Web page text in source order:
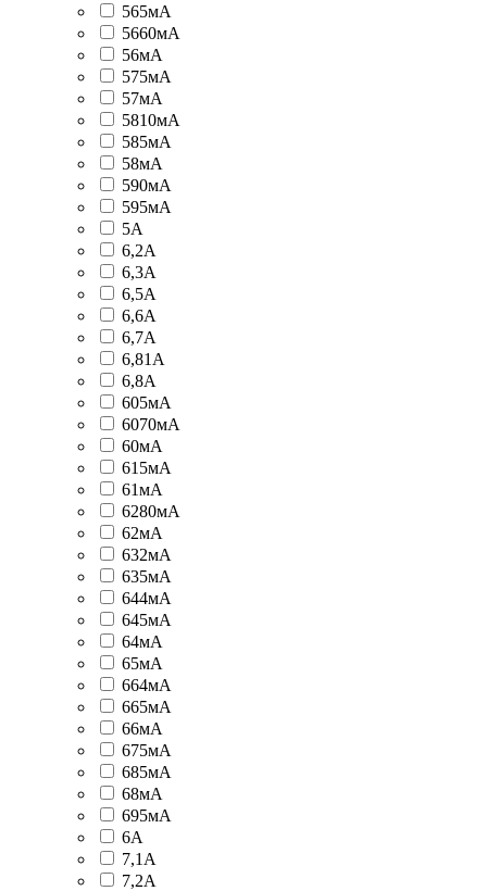
565мА
5660мА
56мА
575мА
57мА
5810мА
585мА
58мА
590мА
595мА
5А
6,2А
6,3А
6,5А
6,6А
6,7А
6,81А
6,8А
605мА
6070мА
60мА
615мА
61мА
6280мА
62мА
632мА
635мА
644мА
645мА
64мА
65мА
664мА
665мА
66мА
675мА
685мА
68мА
695мА
6А
7,1А
7,2А